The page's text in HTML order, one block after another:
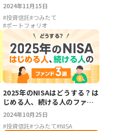
2024年11月15日
#投資信託#つみたて
#ポートフォリオ
2025年のNISAはどうする？は
じめる人、続ける人のファン
ド3選
2024年10月25日
#投資信託#つみたて#NISA